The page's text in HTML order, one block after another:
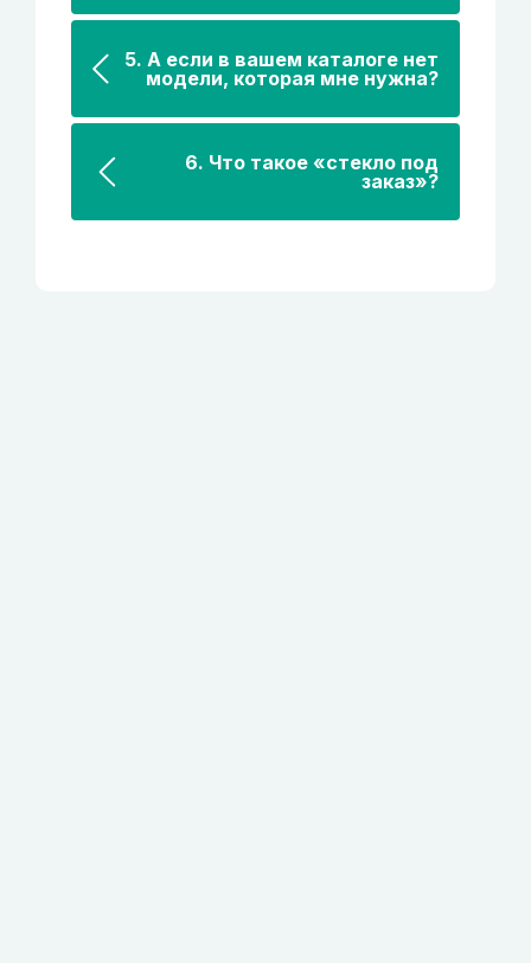
5. А если в вашем каталоге нет
модели, которая мне нужна?
6. Что такое «стекло под
заказ»?